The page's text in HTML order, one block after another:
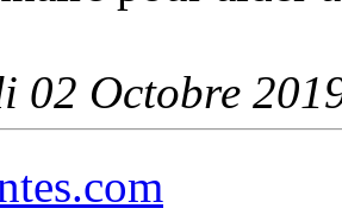
02 Octobre